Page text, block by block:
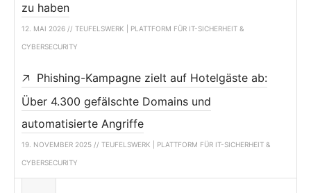
zu haben
12. MAI 2026 // TEUFELSWERK | PLATTFORM FÜR IT-SICHERHEIT &
CYBERSECURITY
Phishing-Kampagne zielt auf Hotelgäste ab:
Über 4.300 gefälschte Domains und
automatisierte Angriffe
19. NOVEMBER 2025 // TEUFELSWERK | PLATTFORM FÜR IT-SICHERHEIT &
CYBERSECURITY